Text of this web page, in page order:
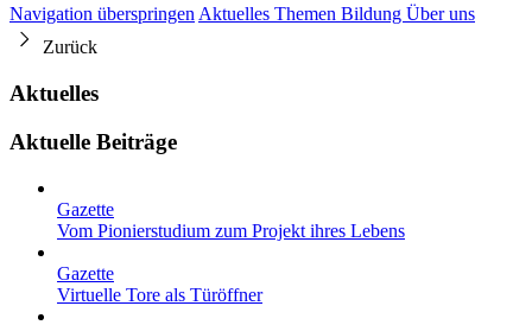
Navigation überspringen Aktuelles Themen Bildung Über uns
Zurück
Aktuelles
Aktuelle Beiträge
Gazette
Vom Pionierstudium zum Projekt ihres Lebens
Gazette
Virtuelle Tore als Türöffner